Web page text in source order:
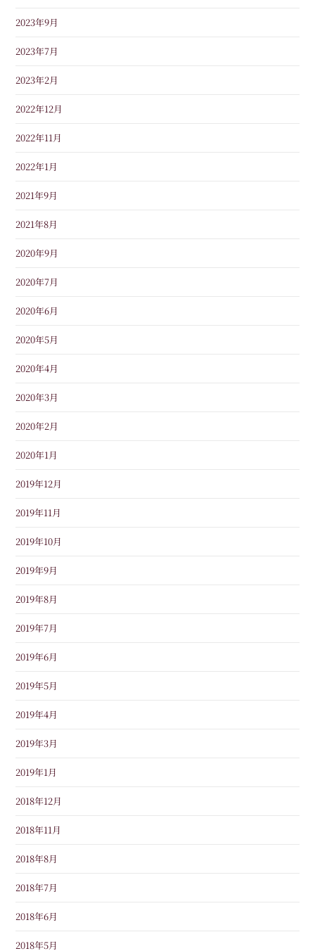
2023年9月
2023年7月
2023年2月
2022年12月
2022年11月
2022年1月
2021年9月
2021年8月
2020年9月
2020年7月
2020年6月
2020年5月
2020年4月
2020年3月
2020年2月
2020年1月
2019年12月
2019年11月
2019年10月
2019年9月
2019年8月
2019年7月
2019年6月
2019年5月
2019年4月
2019年3月
2019年1月
2018年12月
2018年11月
2018年8月
2018年7月
2018年6月
2018年5月